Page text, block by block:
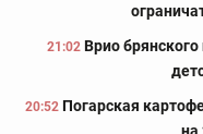
21:02 Врио брянского
20:52 Погарская